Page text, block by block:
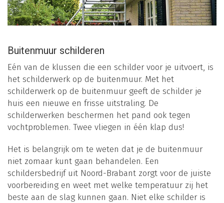
Buitenmuur schilderen
Eén van de klussen die een schilder voor je uitvoert, is
het schilderwerk op de buitenmuur. Met het
schilderwerk op de buitenmuur geeft de schilder je
huis een nieuwe en frisse uitstraling. De
schilderwerken beschermen het pand ook tegen
vochtproblemen. Twee vliegen in één klap dus!
Het is belangrijk om te weten dat je de buitenmuur
niet zomaar kunt gaan behandelen. Een
schildersbedrijf uit Noord-Brabant zorgt voor de juiste
voorbereiding en weet met welke temperatuur zij het
beste aan de slag kunnen gaan. Niet elke schilder is